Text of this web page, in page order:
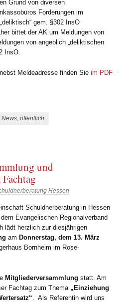
Grund von diversen
Forderungen im
gem. §302 InsO
bittet der AK um Meldungen von
von angeblich „deliktischen
InsO.
Meldeadresse finden Sieim PDF
News,öffentlich
und
Hessen
Schuldnerberatung in Hessen
Evangelischen Regionalverband
lädt herzlich zur diesjährigen
am Donnerstag, dem 13. März
Bornheim im Rose-
Mitgliederversammlung statt. Am
Fachtag zum Thema „Einziehung
. Als Referentin wird uns